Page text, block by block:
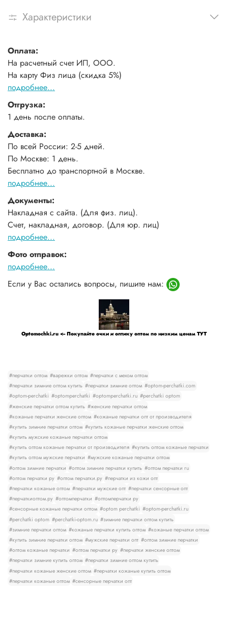
Характеристики
Оплата:
На расчетный счет ИП, ООО.
На карту Физ лица (скидка 5%)
подробнее...
Отгрузка:
1 день после оплаты.
Доставка:
По всей России: 2-5 дней.
По Москве: 1 день.
Бесплатно до транспортной в Москве.
подробнее...
Документы:
Накладная с сайта. (Для физ. лиц).
Счет, накладная, договор. (Для юр. лиц)
подробнее...
Фото отправок:
подробнее...
Если у Вас остались вопросы, пишите нам:
Optomochki.ru <-- Покупайте очки и оптику оптом по низким ценам ТУТ
#перчатки оптом #варежки оптом #перчатки с мехом оптом
#перчатки зимние оптом купить #перчатки зимние оптом #optom-perchatki.com
#optom-perchatki #optomperchatki #optomperchatki.ru #perchatki optom
#женские перчатки оптом купить #женские перчатки оптом
#кожаные перчатки женские оптом #кожаные перчатки опт от производителя
#купить зимние перчатки оптом #купить кожаные перчатки женские оптом
#купить мужские кожаные перчатки оптом
#купить оптом кожаные перчатки от производителя #купить оптом кожаные перчатки
#купить оптом мужские перчатки #мужские кожаные перчатки оптом
#оптом зимние перчатки #оптом зимние перчатки купить #оптом перчатки ru
#оптом перчатки ру #оптом перчатки.ру #перчатки из кожи опт
#перчатки кожаные оптом #перчатки мужские опт #перчатки сенсорные опт
#перчаткиоптом.ру #оптомперчатки #оптомперчатки ру
#сенсорные кожаные перчатки оптом #optom perchatki #optom-perchatki.ru
#perchatki optom #perchatki-optom.ru #зимние перчатки оптом купить
#зимние перчатки оптом #кожаные перчатки купить оптом #кожаные перчатки оптом
#купить зимние перчатки оптом #мужские перчатки опт #оптом зимние перчатки
#оптом кожаные перчатки #оптом перчатки ру #перчатки женские оптом
#перчатки зимние купить оптом #перчатки зимние оптом купить
#перчатки кожаные женские оптом #перчатки кожаные купить оптом
#перчатки кожаные оптом #сенсорные перчатки опт